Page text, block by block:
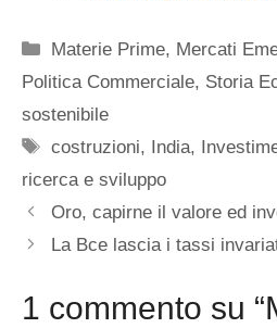
Categorie
Materie Prime, Mercati
Politica Commerciale, Storia
sostenibile
Tag
costruzioni, India,
ricerca e sviluppo
Oro, capirne il valore ed
La Bce lascia i tassi
1 commento su